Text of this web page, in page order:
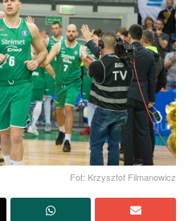
Fot: Krzysztof Filmanowicz